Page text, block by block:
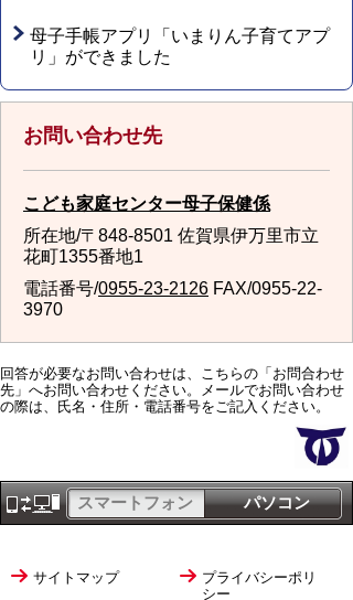
母子手帳アプリ「いまりん子育てアプ
リ」ができました
お問い合わせ先
こども家庭センター母子保健係
所在地/〒848-8501 佐賀県伊万里市立
花町1355番地1
電話番号/0955-23-2126 FAX/0955-22-
3970
回答が必要なお問い合わせは、こちらの「お問合わせ
先」へお問い合わせください。メールでお問い合わせ
の際は、氏名・住所・電話番号をご記入ください。
パソコン
スマートフォン
サイトマップ
プライバシーポリ
シー